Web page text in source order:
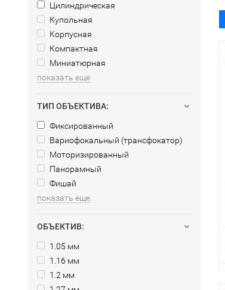
Цилиндрическая
Купольная
Корпусная
Компактная
Миниатюрная
показать еще
ТИП ОБЪЕКТИВА:
Фиксированный
Вариофокальный (трансфокатор)
Моторизированный
Панорамный
Фишай
показать еще
ОБЪЕКТИВ:
1.05 мм
1.16 мм
1.2 мм